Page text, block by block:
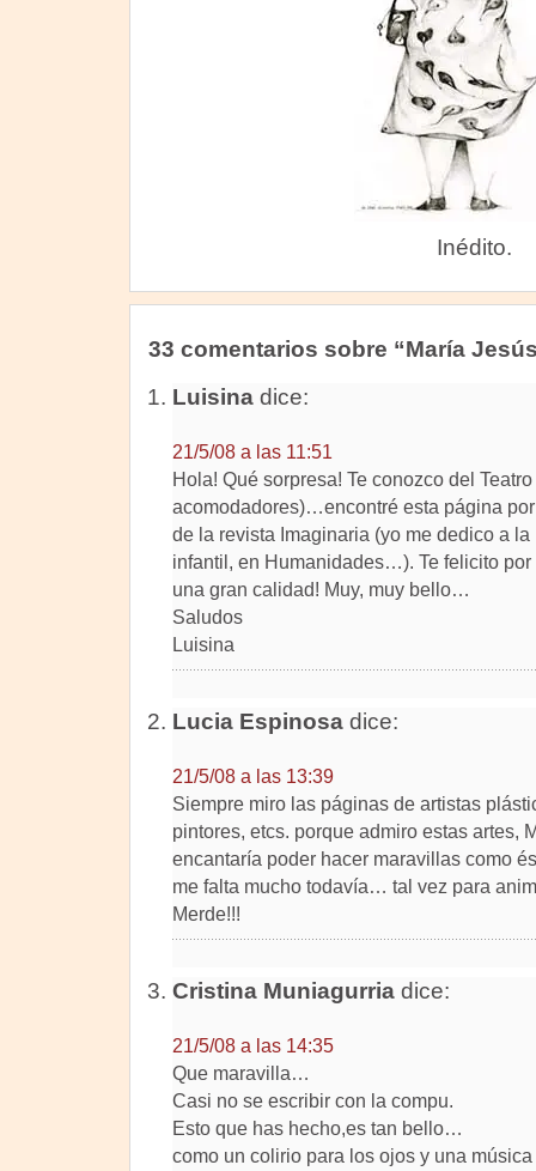
Inédito.
33 comentarios sobre “María
Luisinadice:
21/5/08 a las 11:51
Hola! Qué sorpresa! Te conozco del
acomodadores)…encontré esta página
de la revista Imaginaria (yo me dedico a
infantil, en Humanidades…). Te felicito
una gran calidad! Muy, muy bello…
Saludos
Luisina
Lucia Espinosadice:
21/5/08 a las 13:39
Siempre miro las páginas de artistas
pintores, etcs. porque admiro estas artes,
encantaría poder hacer maravillas como
me falta mucho todavía… tal vez para
Merde!!!
Cristina Muniagurriadice:
21/5/08 a las 14:35
Que maravilla…
Casi no se escribir con la compu.
Esto que has hecho,es tan bello…
como un colirio para los ojos y una